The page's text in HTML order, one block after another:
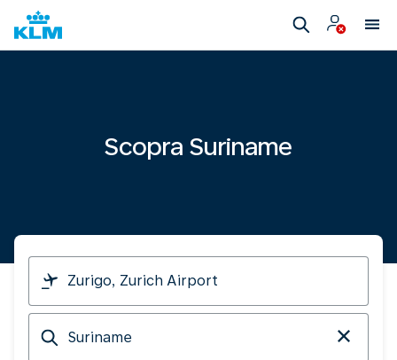
Scopra Suriname
Parto
da
Arrivo